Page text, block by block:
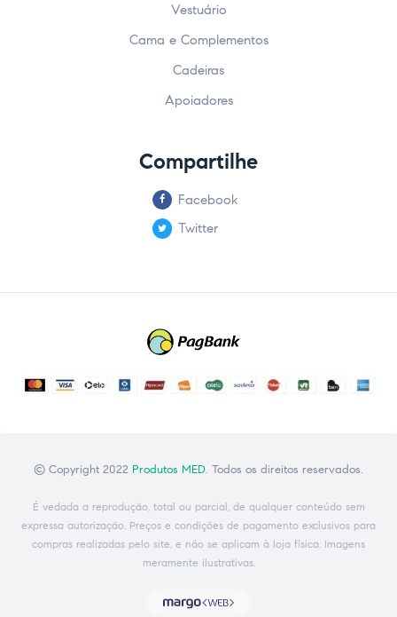
Vestuário
Cama e Complementos
Cadeiras
Apoiadores
Compartilhe
Facebook
Twitter
© Copyright 2022 Produtos MED. Todos os direitos reservados.
É vedada a reprodução, total ou parcial, de qualquer conteúdo sem
expressa autorização. Preços e condições de pagamento exclusivos para
compras realizadas pelo site, e não se aplicam à loja física. Imagens
meramente ilustrativas.